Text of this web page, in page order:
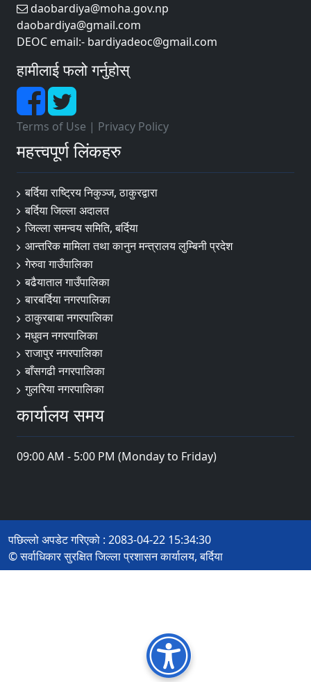
daobardiya@moha.gov.np
daobardiya@gmail.com
DEOC email:- bardiyadeoc@gmail.com
हामीलाई फलो गर्नुहोस्
Terms of Use | Privacy Policy
महत्त्वपूर्ण लिंकहरु
बर्दिया राष्ट्रिय निकुञ्ज, ठाकुरद्वारा
बर्दिया जिल्ला अदालत
जिल्ला समन्वय समिति, बर्दिया
आन्तरिक मामिला तथा कानुन मन्त्रालय लुम्बिनी प्रदेश
गेरुवा गाउँपालिका
बढैयाताल गाउँपालिका
बारबर्दिया नगरपालिका
ठाकुरबाबा नगरपालिका
मधुवन नगरपालिका
राजापुर नगरपालिका
बाँसगढी नगरपालिका
गुलरिया नगरपालिका
कार्यालय समय
09:00 AM - 5:00 PM (Monday to Friday)
पछिल्लो अपडेट गरिएको : 2083-04-22 15:34:30
© सर्वाधिकार सुरक्षित जिल्ला प्रशासन कार्यालय, बर्दिया